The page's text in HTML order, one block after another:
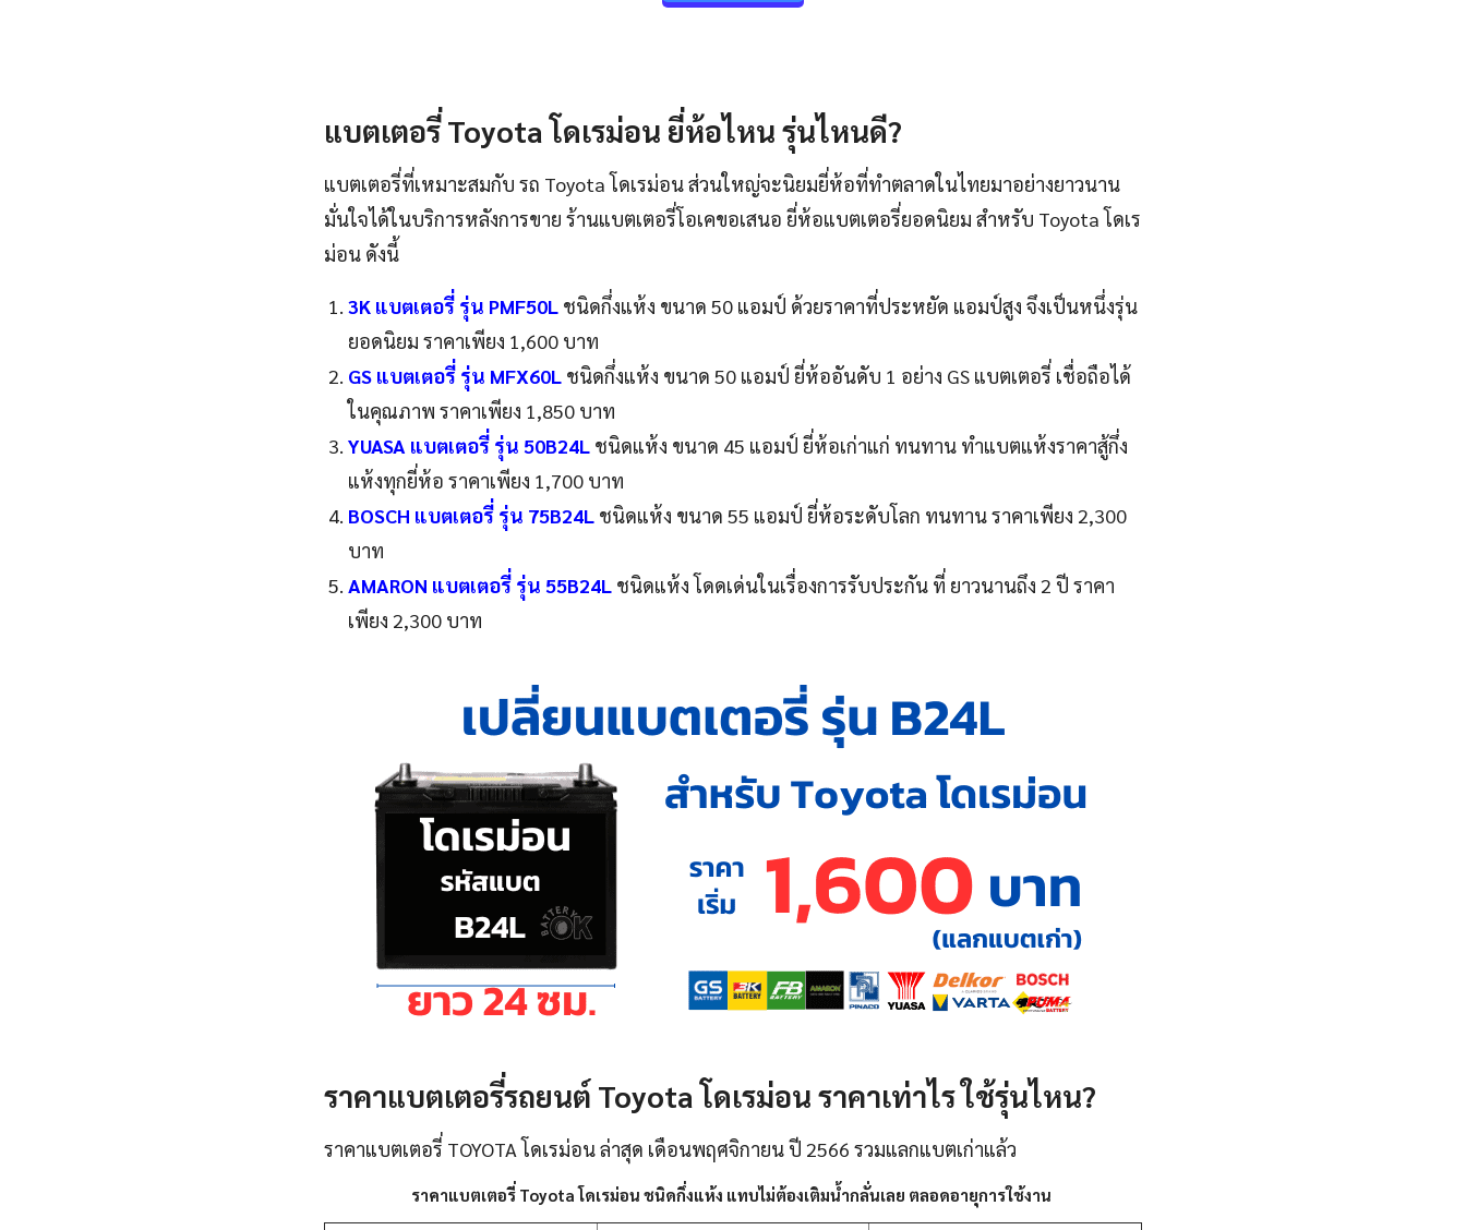
แบตเตอรี่ Toyota โดเรม่อน ยี่ห้อไหน รุ่นไหนดี?
แบตเตอรี่ที่เหมาะสมกับ รถ Toyota โดเรม่อน ส่วนใหญ่จะนิยมยี่ห้อที่ทำตลาดในไทยมาอย่างยาวนาน
มั่นใจได้ในบริการหลังการขาย ร้านแบตเตอรี่โอเคขอเสนอ ยี่ห้อแบตเตอรี่ยอดนิยม สำหรับ Toyota โดเร
ม่อน ดังนี้
3K แบตเตอรี่ รุ่น PMF50L ชนิดกึ่งแห้ง ขนาด 50 แอมป์ ด้วยราคาที่ประหยัด แอมป์สูง จึงเป็นหนึ่งรุ่น
ยอดนิยม ราคาเพียง 1,600 บาท
GS แบตเตอรี่ รุ่น MFX60L ชนิดกึ่งแห้ง ขนาด 50 แอมป์ ยี่ห้ออันดับ 1 อย่าง GS แบตเตอรี่ เชื่อถือได้
ในคุณภาพ ราคาเพียง 1,850 บาท
YUASA แบตเตอรี่ รุ่น 50B24L ชนิดแห้ง ขนาด 45 แอมป์ ยี่ห้อเก่าแก่ ทนทาน ทำแบตแห้งราคาสู้กึ่ง
แห้งทุกยี่ห้อ ราคาเพียง 1,700 บาท
BOSCH แบตเตอรี่ รุ่น 75B24L ชนิดแห้ง ขนาด 55 แอมป์ ยี่ห้อระดับโลก ทนทาน ราคาเพียง 2,300
บาท
AMARON แบตเตอรี่ รุ่น 55B24L ชนิดแห้ง โดดเด่นในเรื่องการรับประกัน ที่ ยาวนานถึง 2 ปี ราคา
เพียง 2,300 บาท
ราคาแบตเตอรี่รถยนต์ Toyota โดเรม่อน ราคาเท่าไร ใช้รุ่นไหน?
ราคาแบตเตอรี่ TOYOTA โดเรม่อน ล่าสุด เดือนพฤศจิกายน ปี 2566 รวมแลกแบตเก่าแล้ว
ราคาแบตเตอรี่ Toyota โดเรม่อน ชนิดกึ่งแห้ง แทบไม่ต้องเติมน้ำกลั่นเลย ตลอดอายุการใช้งาน